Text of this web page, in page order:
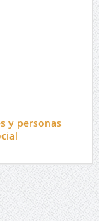
y personas